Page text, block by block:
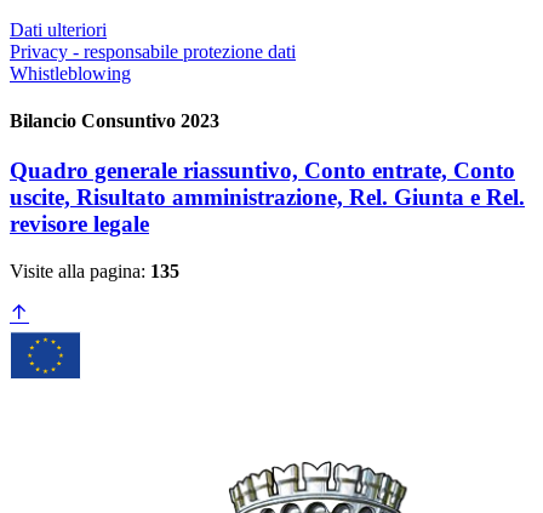
Dati ulteriori
Privacy - responsabile protezione dati
Whistleblowing
Bilancio Consuntivo 2023
Quadro generale riassuntivo, Conto entrate, Conto
uscite, Risultato amministrazione, Rel. Giunta e Rel.
revisore legale
Visite alla pagina: 135